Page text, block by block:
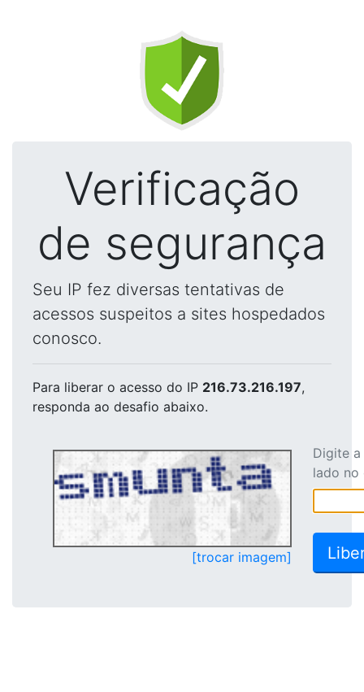
Verificação
de segurança
Seu IP fez diversas tentativas de
acessos suspeitos a sites hospedados
conosco.
Para liberar o acesso do IP 216.73.216.197,
responda ao desafio abaixo.
[trocar imagem]
Digite
lado no